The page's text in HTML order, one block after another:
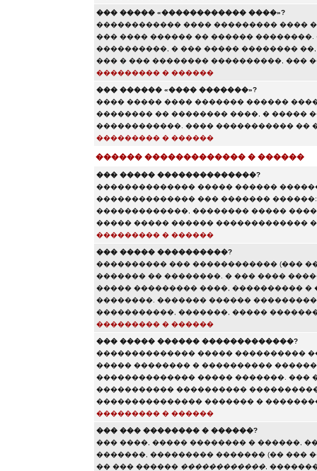
��� ����� «������������ ����»?
������������ ���� ��������� ����
��� ���� ������ �� ������
����������, � ��� ����� ��������
��� � ��� �������� ����������, ���
��������� � ������
��� ������ «���� �������»?
���� ����� ���� ������� ������
�������� �� �������� ����, � �����
������������. ���� ����������� ��
��������� � ������
������ ������������� � ������
��� ����� ��������������?
�������������� ����� ������
�������������� ��� �������
�������������, �������� �����
����� ����� ������ �������������
��������� � ������
��� ����� ����������?
���������� ��� ������������ (���
������� �� ��������. � ��� ����
����� ��������� ����, ���������� �
��������. ������� ������
�����������, �������, �����
��������� � ������
��� ����� ������ �������������?
�������������� ����� ����������
����� �������� � ����������
�������������� ����� �������. ���
����������� ����������
��������������� ������� �
��������� � ������
��� ��� �������� � ������?
��� ����, ����� �������� � ������,
�������, ��������� ������� (�� ���
�� ��� ������ ������������,